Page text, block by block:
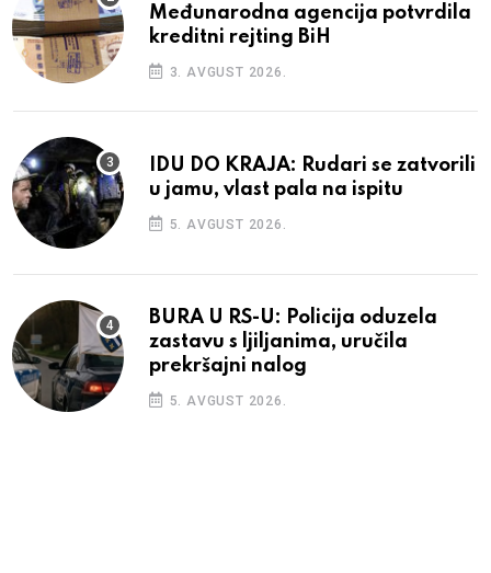
Međunarodna agencija potvrdila
kreditni rejting BiH
3. AVGUST 2026.
IDU DO KRAJA: Rudari se zatvorili
u jamu, vlast pala na ispitu
5. AVGUST 2026.
BURA U RS-U: Policija oduzela
zastavu s ljiljanima, uručila
prekršajni nalog
5. AVGUST 2026.